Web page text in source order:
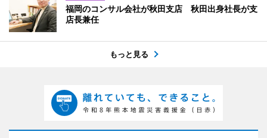
福岡のコンサル会社が秋田支店 秋田出身社長が支
店長兼任
もっと見る